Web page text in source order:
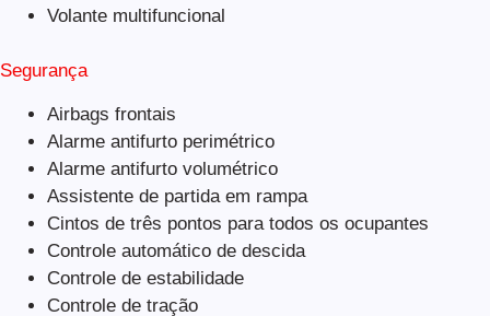
Volante multifuncional
Segurança
Airbags frontais
Alarme antifurto perimétrico
Alarme antifurto volumétrico
Assistente de partida em rampa
Cintos de três pontos para todos os ocupantes
Controle automático de descida
Controle de estabilidade
Controle de tração